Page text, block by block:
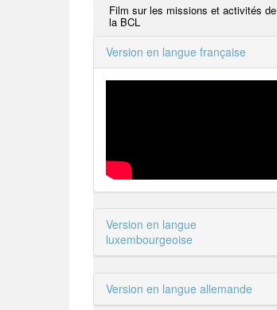
Film sur les missions et activités de
la BCL
Version en langue française
Version en langue
luxembourgeoise
Version en langue allemande